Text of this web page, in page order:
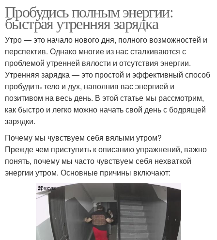
Пробудись полным энергии:
быстрая утренняя зарядка
Утро — это начало нового дня, полного возможностей и
перспектив. Однако многие из нас сталкиваются с
проблемой утренней вялости и отсутствия энергии.
Утренняя зарядка — это простой и эффективный способ
пробудить тело и дух, наполнив вас энергией и
позитивом на весь день. В этой статье мы рассмотрим,
как быстро и легко можно начать свой день с бодрящей
зарядки.
Почему мы чувствуем себя вялыми утром?
Прежде чем приступить к описанию упражнений, важно
понять, почему мы часто чувствуем себя нехваткой
энергии утром. Основные причины включают: